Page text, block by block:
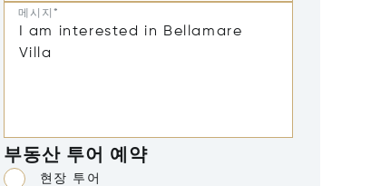
메시지*
부동산 투어 예약
현장 투어